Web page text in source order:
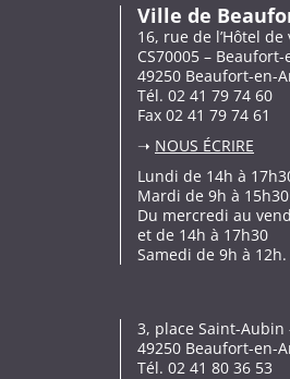
Ville de
16, rue de l’Hôtel de
CS70005 – Beaufort-
49250 Beaufort-en-
Tél. 02 41 79 74 60
Fax 02 41 79 74 61
➝ NOUS ÉCRIRE
Lundi de 14h à
Mardi de 9h à
Du mercredi au
et de 14h à 17h30
Samedi de 9h à 12h.
3, place Saint-Aubin
49250 Beaufort-en-
Tél. 02 41 80 36 53